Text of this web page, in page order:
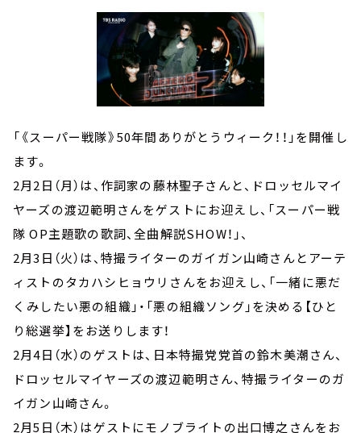
「《スーパー戦隊》50年間ありがとうウィーク！！」を開催し
ます。
2月2日（月）は、作詞家の藤林聖子さんと、ドロッセルマイ
ヤーズの渡辺範明さんをゲストにお迎えし、「スーパー戦
隊 OP主題歌の歌詞、全曲解説SHOW！」、
2月3日（火）は、特撮ライターのガイガン山崎さんとアーテ
ィストのタカハシヒョウリさんをお迎えし、「一緒に悪だ
くみしたい悪の組織」・「悪の組織ソング」を決める【ひと
り総選挙】をお送りします！
2月4日（水）のゲストは、日本特撮党党首の鈴木美潮さん、
ドロッセルマイヤーズの渡辺範明さん、特撮ライターのガ
イガン山崎さん。
2月5日（木）はゲストにモノブライトの出口博之さんをお